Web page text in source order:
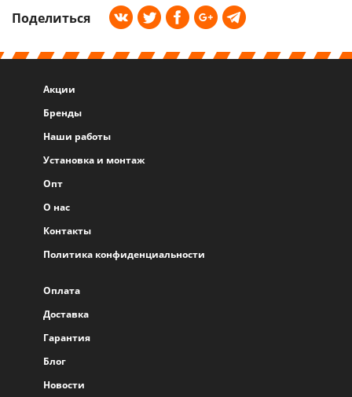
Поделиться
Акции
Бренды
Наши работы
Установка и монтаж
Опт
О нас
Контакты
Политика конфиденциальности
Оплата
Доставка
Гарантия
Блог
Новости